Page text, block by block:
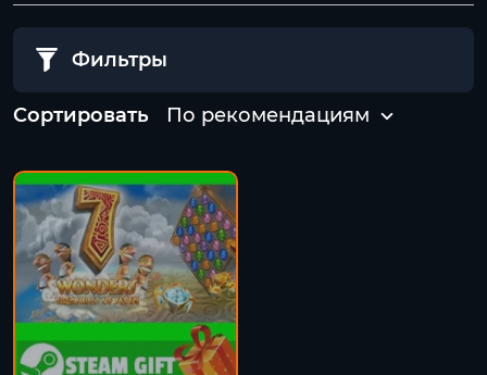
Фильтры
Сортировать По рекомендациям